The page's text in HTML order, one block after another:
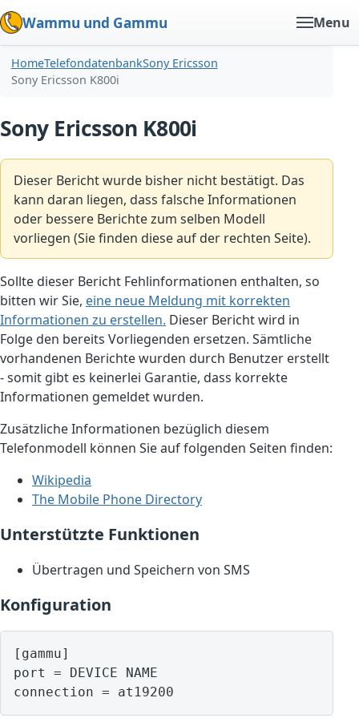
Wammu und Gammu Menu
HomeTelefondatenbankSony Ericsson
Sony Ericsson K800i
Sony Ericsson K800i
Dieser Bericht wurde bisher nicht bestätigt. Das
kann daran liegen, dass falsche Informationen
oder bessere Berichte zum selben Modell
vorliegen (Sie finden diese auf der rechten Seite).
Sollte dieser Bericht Fehlinformationen enthalten, so
bitten wir Sie, eine neue Meldung mit korrekten
Informationen zu erstellen. Dieser Bericht wird in
Folge den bereits Vorliegenden ersetzen. Sämtliche
vorhandenen Berichte wurden durch Benutzer erstellt
- somit gibt es keinerlei Garantie, dass korrekte
Informationen gemeldet wurden.
Zusätzliche Informationen bezüglich diesem
Telefonmodell können Sie auf folgenden Seiten finden:
Wikipedia
The Mobile Phone Directory
Unterstützte Funktionen
Übertragen und Speichern von SMS
Konfiguration
[gammu]
port = DEVICE NAME